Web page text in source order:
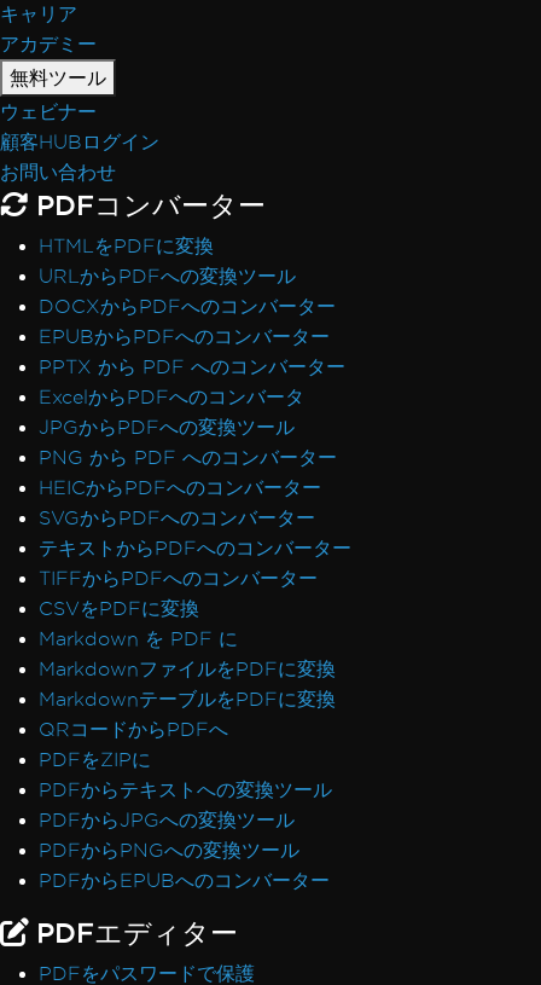
キャリア
アカデミー
無料ツール
ウェビナー
顧客HUBログイン
お問い合わせ
PDFコンバーター
HTMLをPDFに変換
URLからPDFへの変換ツール
DOCXからPDFへのコンバーター
EPUBからPDFへのコンバーター
PPTX から PDF へのコンバーター
ExcelからPDFへのコンバータ
JPGからPDFへの変換ツール
PNG から PDF へのコンバーター
HEICからPDFへのコンバーター
SVGからPDFへのコンバーター
テキストからPDFへのコンバーター
TIFFからPDFへのコンバーター
CSVをPDFに変換
Markdown を PDF に
MarkdownファイルをPDFに変換
MarkdownテーブルをPDFに変換
QRコードからPDFへ
PDFをZIPに
PDFからテキストへの変換ツール
PDFからJPGへの変換ツール
PDFからPNGへの変換ツール
PDFからEPUBへのコンバーター
PDFエディター
PDFをパスワードで保護